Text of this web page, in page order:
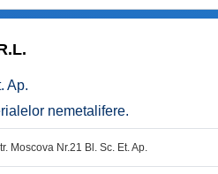
Ap.
nemetalifere.
Moscova Nr.21 Bl. Sc. Et. Ap.